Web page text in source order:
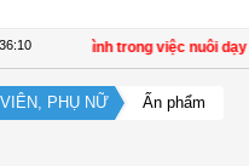
vô hình trong việc nuôi dạy
PHỤ NỮ Ấn phẩm